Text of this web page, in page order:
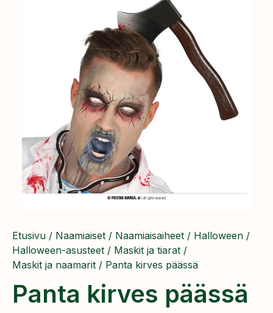
Etusivu / Naamiaiset / Naamiaisaiheet / Halloween /
Halloween-asusteet / Maskit ja tiarat /
Maskit ja naamarit / Panta kirves päässä
Panta kirves päässä